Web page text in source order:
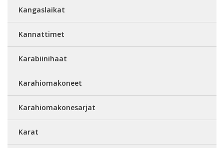
Kangaslaikat
Kannattimet
Karabiinihaat
Karahiomakoneet
Karahiomakonesarjat
Karat